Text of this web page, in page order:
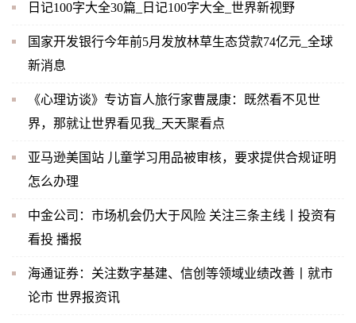
日记100字大全30篇_日记100字大全_世界新视野
国家开发银行今年前5月发放林草生态贷款74亿元_全球
新消息
《心理访谈》专访盲人旅行家曹晟康：既然看不见世
界，那就让世界看见我_天天聚看点
亚马逊美国站 儿童学习用品被审核，要求提供合规证明
怎么办理
中金公司：市场机会仍大于风险 关注三条主线丨投资有
看投 播报
海通证券：关注数字基建、信创等领域业绩改善丨就市
论市 世界报资讯